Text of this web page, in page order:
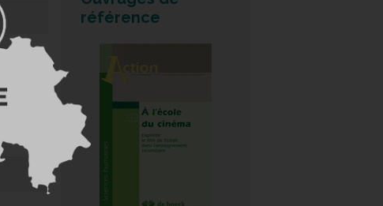
référence